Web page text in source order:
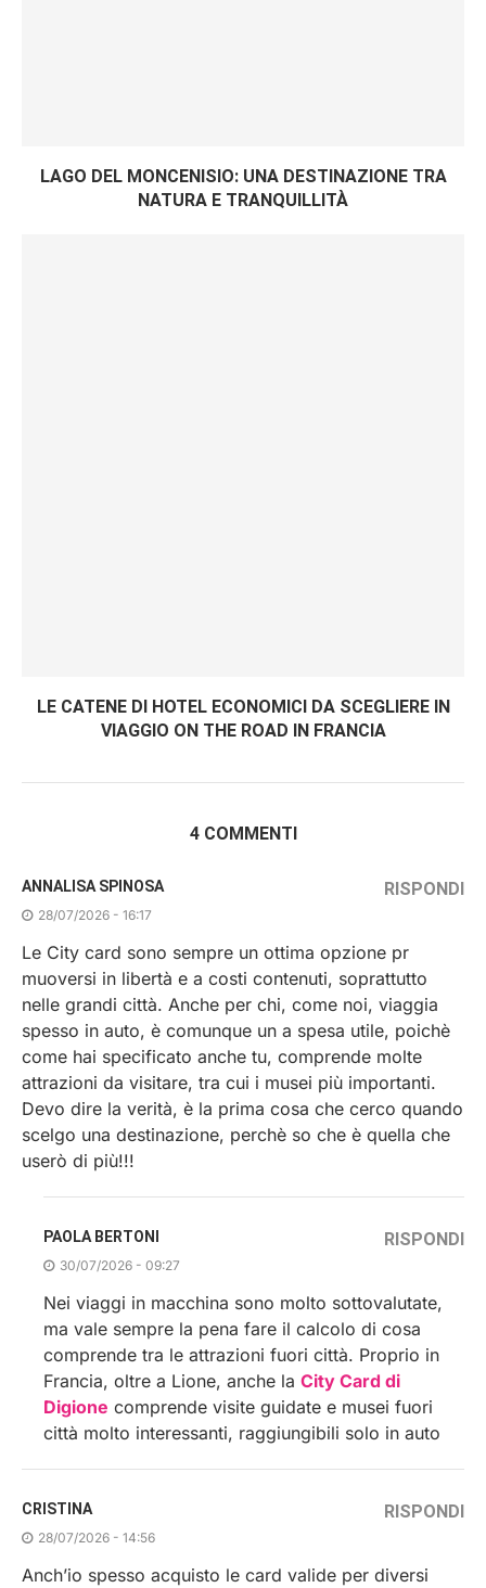
LAGO DEL MONCENISIO: UNA DESTINAZIONE TRA
NATURA E TRANQUILLITÀ
LE CATENE DI HOTEL ECONOMICI DA SCEGLIERE IN
VIAGGIO ON THE ROAD IN FRANCIA
4 COMMENTI
ANNALISA SPINOSA
28/07/2026 - 16:17
Le City card sono sempre un ottima opzione pr
muoversi in libertà e a costi contenuti, soprattutto
nelle grandi città. Anche per chi, come noi, viaggia
spesso in auto, è comunque un a spesa utile, poichè
come hai specificato anche tu, comprende molte
attrazioni da visitare, tra cui i musei più importanti.
Devo dire la verità, è la prima cosa che cerco quando
scelgo una destinazione, perchè so che è quella che
userò di più!!!
RISPONDI
PAOLA BERTONI
30/07/2026 - 09:27
Nei viaggi in macchina sono molto sottovalutate,
ma vale sempre la pena fare il calcolo di cosa
comprende tra le attrazioni fuori città. Proprio in
Francia, oltre a Lione, anche la City Card di
Digione comprende visite guidate e musei fuori
città molto interessanti, raggiungibili solo in auto
RISPONDI
CRISTINA
28/07/2026 - 14:56
Anch’io spesso acquisto le card valide per diversi
RISPONDI